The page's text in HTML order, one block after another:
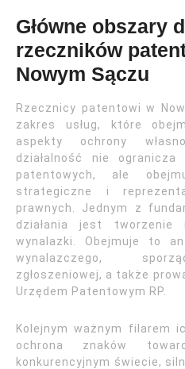
Główne obszary
rzeczników
Nowym Sączu
Rzecznicy patentowi w
zakres usług, które
aspekty ochrony
działalność nie
patentowych, ale
strategiczne i
prawnych. Jednym z
działania jest
wynalazki. Obejmuje to
wynalazczego,
zgłoszeniowej, a także
Urzędem Patentowym RP.
Kolejnym ważnym filarem
ochrona znaków
konkurencyjnym świecie,